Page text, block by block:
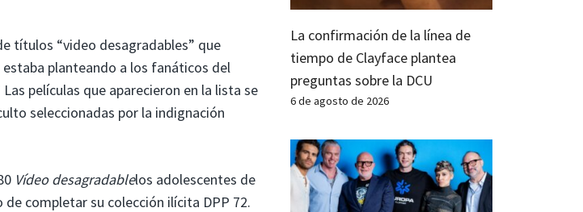
títulos “video desagradables” que
planteando a los fanáticos del
películas que aparecieron en la lista se
seleccionadas por la indignación
Vídeo desagradablelos adolescentes de
de completar su colección ilícita DPP 72.
La confirmación de la línea de
tiempo de Clayface plantea
preguntas sobre la DCU
6 de agosto de 2026